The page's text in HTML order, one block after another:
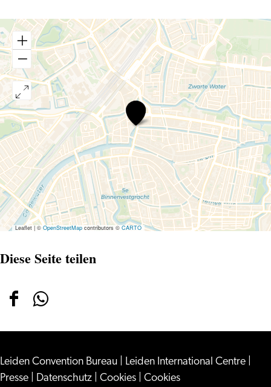
LOT
Hotel
Leiden
Leaflet|©OpenStreetMapcontributors ©CARTO
Diese Seite teilen
Diese
auf
Facebook
Diese
auf
WhatsApp
Leiden Convention Bureau Leiden International Centre
Presse
Datenschutz Cookies Cookies